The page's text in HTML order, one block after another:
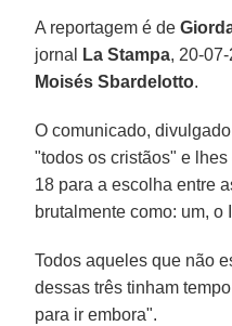
A reportagem é de
jornal
La Stampa, 20-
Moisés Sbardelotto.
O comunicado,
"todos os cristãos" e
18 para a escolha entre
brutalmente como: um,
Todos aqueles que não
dessas três tinham
para ir embora".